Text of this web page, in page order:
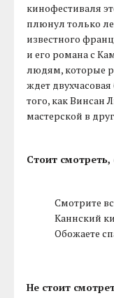
кинофестиваля
плюнул только
известного
и его романа с
людям, которые
ждет
того, как Винсан
мастерской в
Стоит смотреть,
Смотрите
Каннский
Обожаете
Не стоит